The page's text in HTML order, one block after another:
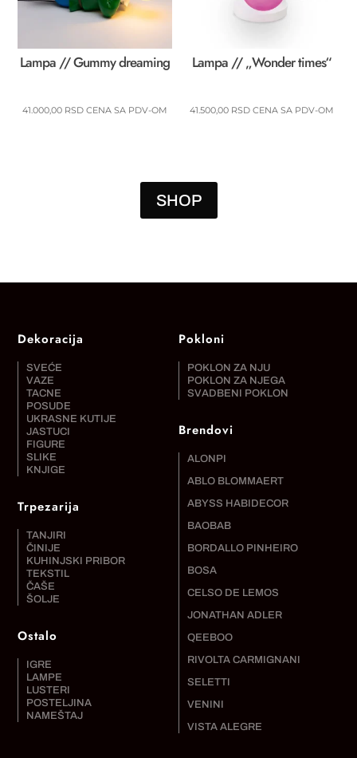
Lampa // Gummy dreaming
41.000,00 RSD CENA SA PDV-OM
Lampa // „Wonder times“
41.500,00 RSD CENA SA PDV-OM
SHOP
Dekoracija
SVEĆE
VAZE
TACNE
POSUDE
UKRASNE KUTIJE
JASTUCI
FIGURE
SLIKE
KNJIGE
Trpezarija
TANJIRI
ČINIJE
KUHINJSKI PRIBOR
TEKSTIL
ČAŠE
ŠOLJE
Ostalo
IGRE
LAMPE
LUSTERI
POSTELJINA
NAMEŠTAJ
Pokloni
POKLON ZA NJU
POKLON ZA NJEGA
SVADBENI POKLON
Brendovi
ALONPI
ABLO BLOMMAERT
ABYSS HABIDECOR
BAOBAB
BORDALLO PINHEIRO
BOSA
CELSO DE LEMOS
JONATHAN ADLER
QEEBOO
RIVOLTA CARMIGNANI
SELETTI
VENINI
VISTA ALEGRE